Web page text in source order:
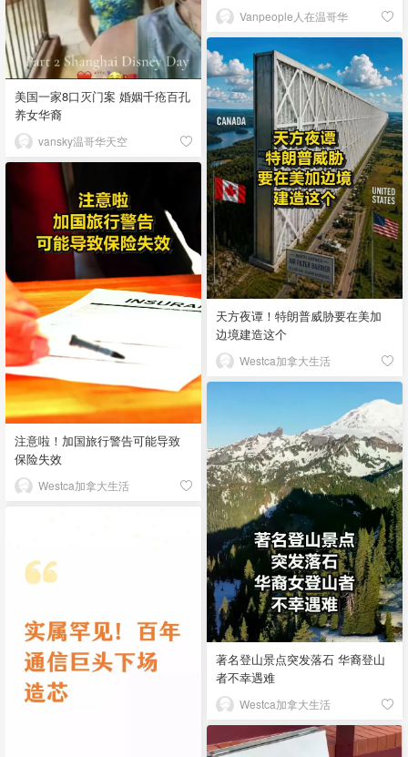
Vanpeople人在温哥华
美国一家8口灭门案 婚姻千疮百孔
养女华裔
vansky温哥华天空
天方夜谭！特朗普威胁要在美加
边境建造这个
Westca加拿大生活
注意啦！加国旅行警告可能导致
保险失效
Westca加拿大生活
著名登山景点突发落石 华裔登山
者不幸遇难
Westca加拿大生活